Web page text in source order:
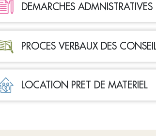
DEMARCHES ADMNISTRATIVES
PROCES VERBAUX DES
LOCATION PRET DE MATERIEL